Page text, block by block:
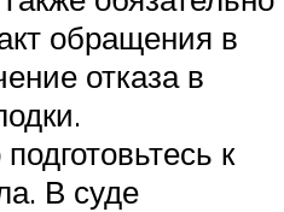
обращения в
отказа в
к
В суде